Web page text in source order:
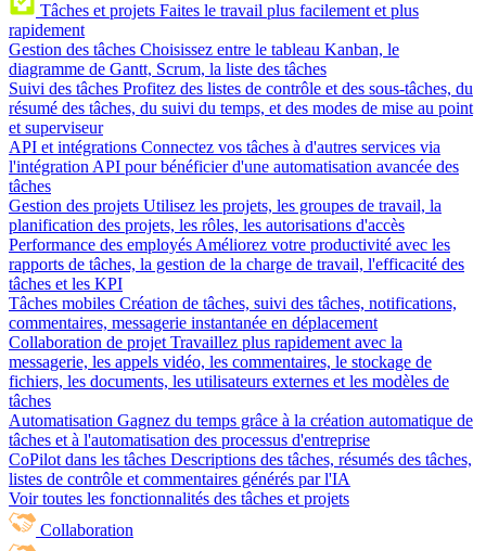
Tâches et projets Faites le travail plus facilement et plus
rapidement
Gestion des tâches Choisissez entre le tableau Kanban, le
diagramme de Gantt, Scrum, la liste des tâches
Suivi des tâches Profitez des listes de contrôle et des sous-tâches, du
résumé des tâches, du suivi du temps, et des modes de mise au point
et superviseur
API et intégrations Connectez vos tâches à d'autres services via
l'intégration API pour bénéficier d'une automatisation avancée des
tâches
Gestion des projets Utilisez les projets, les groupes de travail, la
planification des projets, les rôles, les autorisations d'accès
Performance des employés Améliorez votre productivité avec les
rapports de tâches, la gestion de la charge de travail, l'efficacité des
tâches et les KPI
Tâches mobiles Création de tâches, suivi des tâches, notifications,
commentaires, messagerie instantanée en déplacement
Collaboration de projet Travaillez plus rapidement avec la
messagerie, les appels vidéo, les commentaires, le stockage de
fichiers, les documents, les utilisateurs externes et les modèles de
tâches
Automatisation Gagnez du temps grâce à la création automatique de
tâches et à l'automatisation des processus d'entreprise
CoPilot dans les tâches Descriptions des tâches, résumés des tâches,
listes de contrôle et commentaires générés par l'IA
Voir toutes les fonctionnalités des tâches et projets
Collaboration